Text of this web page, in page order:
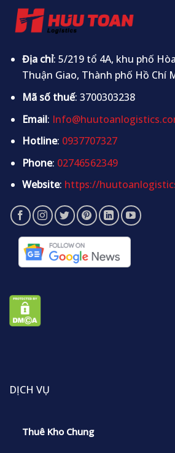
Địa chỉ: 5/219 tổ 4A, khu phố
Thuận Giao, Thành phố Hồ Chí
Mã số thuế: 3700303238
Email:
Hotline: 0937707327
Phone: 02746562349
Website: https://
DỊCH VỤ
Thuê Kho Chung